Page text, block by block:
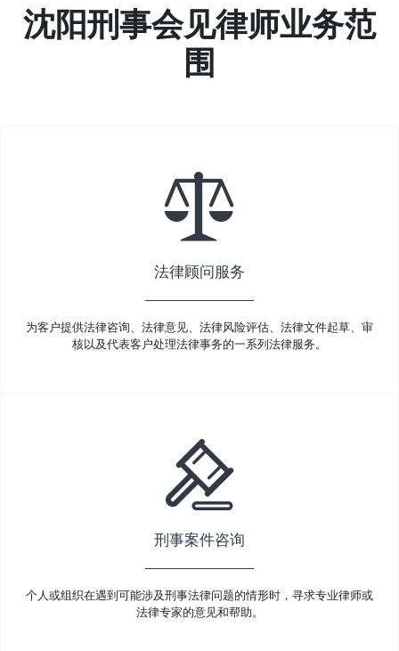
沈阳刑事会见律师业务范
围
法律顾问服务
为客户提供法律咨询、法律意见、法律风险评估、法律文件起草、审
核以及代表客户处理法律事务的一系列法律服务。
刑事案件咨询
个人或组织在遇到可能涉及刑事法律问题的情形时，寻求专业律师或
法律专家的意见和帮助。